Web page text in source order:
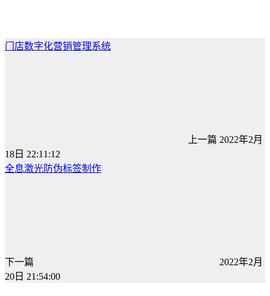
门店数字化营销管理系统
上一篇 2022年2月
18日 22:11:12
全息激光防伪标签制作
下一篇
2022年2月
20日 21:54:00